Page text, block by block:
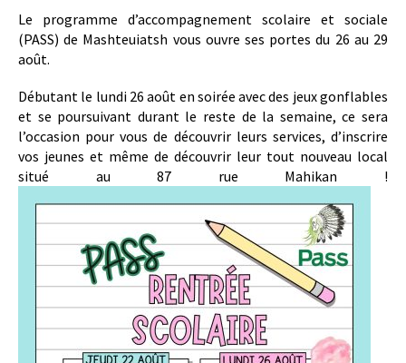
Le programme d’accompagnement scolaire et sociale
(PASS) de Mashteuiatsh vous ouvre ses portes du 26 au 29
août.
Débutant le lundi 26 août en soirée avec des jeux gonflables
et se poursuivant durant le reste de la semaine, ce sera
l’occasion pour vous de découvrir leurs services, d’inscrire
vos jeunes et même de découvrir leur tout nouveau local
situé au 87 rue Mahikan !